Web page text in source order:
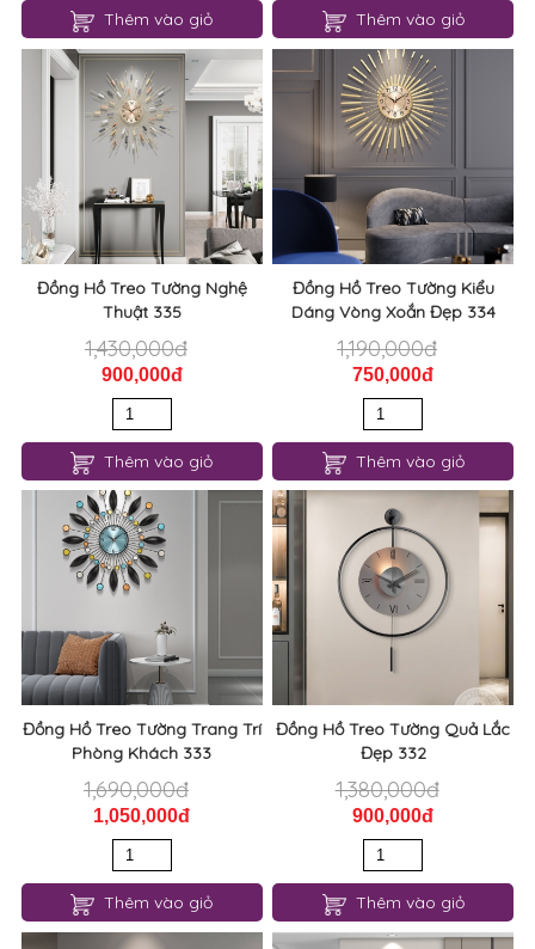
Đồng Hồ Treo Tường Nghệ
Thuật 335
1,430,000đ
900,000đ
Thêm vào giỏ
Đồng Hồ Treo Tường Kiểu
Dáng Vòng Xoắn Đẹp 334
1,190,000đ
750,000đ
Thêm vào giỏ
Đồng Hồ Treo Tường Trang Trí
Phòng Khách 333
1,690,000đ
1,050,000đ
Thêm vào giỏ
Đồng Hồ Treo Tường Quả Lắc
Đẹp 332
1,380,000đ
900,000đ
Thêm vào giỏ